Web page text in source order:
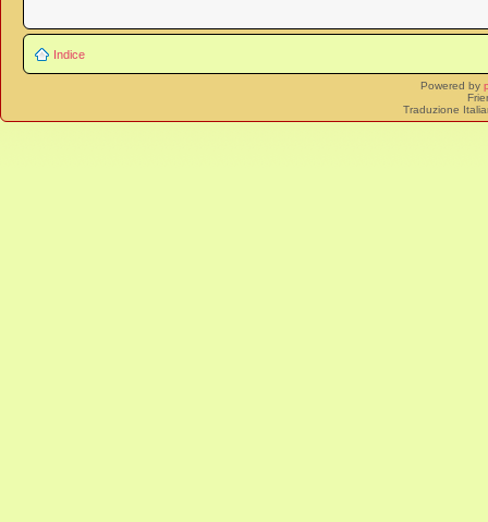
Indice
Powered by
Traduzione